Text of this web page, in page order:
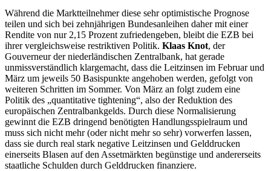
Während die Marktteilnehmer diese sehr optimistische Prognose
teilen und sich bei zehnjährigen Bundesanleihen daher mit einer
Rendite von nur 2,15 Prozent zufriedengeben, bleibt die EZB bei
ihrer vergleichsweise restriktiven Politik. Klaas Knot, der
Gouverneur der niederländischen Zentralbank, hat gerade
unmissverständlich klargemacht, dass die Leitzinsen im Februar und
März um jeweils 50 Basispunkte angehoben werden, gefolgt von
weiteren Schritten im Sommer. Von März an folgt zudem eine
Politik des „quantitative tightening“, also der Reduktion des
europäischen Zentralbankgelds. Durch diese Normalisierung
gewinnt die EZB dringend benötigten Handlungsspielraum und
muss sich nicht mehr (oder nicht mehr so sehr) vorwerfen lassen,
dass sie durch real stark negative Leitzinsen und Gelddrucken
einerseits Blasen auf den Assetmärkten begünstige und andererseits
staatliche Schulden durch Gelddrucken finanziere.